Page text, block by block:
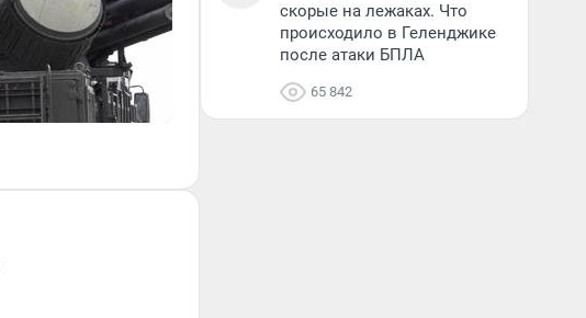
скорые на лежаках. Что
происходило в Геленджике
после атаки БПЛА
65 842